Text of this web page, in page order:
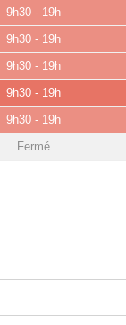
9h30 - 19h
9h30 - 19h
9h30 - 19h
9h30 - 19h
9h30 - 19h
Fermé